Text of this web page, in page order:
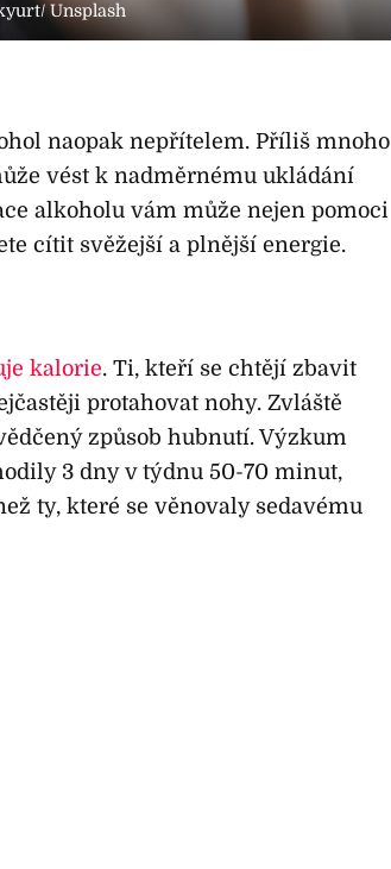
Unsplash
naopak nepřítelem. Příliš mnoho
vést k nadměrnému ukládání
alkoholu vám může nejen pomoci
cítit svěžejší a plnější energie.
kalorie. Ti, kteří se chtějí zbavit
protahovat nohy. Zvláště
způsob hubnutí. Výzkum
3 dny v týdnu 50-70 minut,
ty, které se věnovaly sedavému